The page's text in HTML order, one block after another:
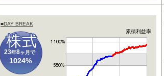
■DAY BREAK
累積利益率
23年8ヶ月で
1024%